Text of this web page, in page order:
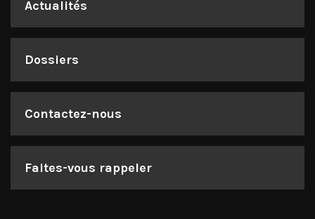
Actualités
Dossiers
Contactez-nous
Faites-vous rappeler